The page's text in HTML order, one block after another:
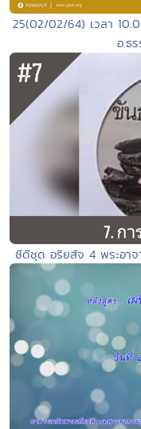
25(02/02/64) เวลา
อ.ธ
ซีดีชุด อริยสัจ 4 พระอ